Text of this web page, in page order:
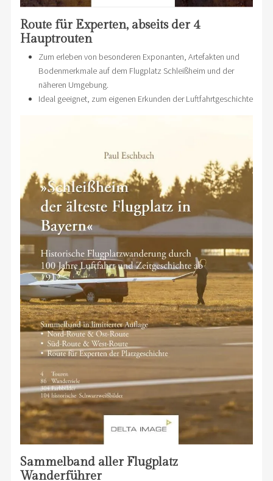
Route für Experten, abseits der 4
Hauptrouten
Zum erleben von besonderen Exponanten, Artefakten und
Bodenmerkmale auf dem Flugplatz Schleißheim und der
näheren Umgebung.
Ideal geeignet, zum eigenen Erkunden der Luftfahrtgeschichte
Sammelband aller Flugplatz
Wanderführer